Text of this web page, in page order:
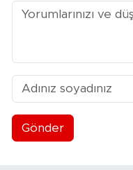
Gönder